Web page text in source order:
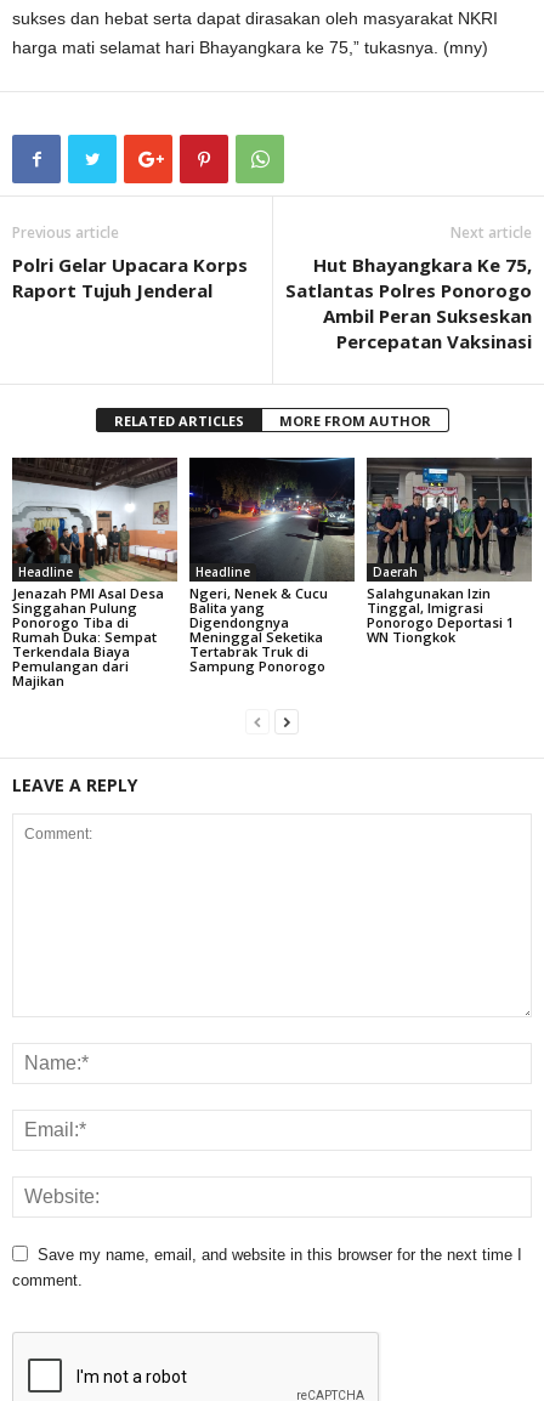
sukses dan hebat serta dapat dirasakan oleh masyarakat NKRI
harga mati selamat hari Bhayangkara ke 75,” tukasnya. (mny)
Previous article
Polri Gelar Upacara Korps
Raport Tujuh Jenderal
Next article
Hut Bhayangkara Ke 75,
Satlantas Polres Ponorogo
Ambil Peran Sukseskan
Percepatan Vaksinasi
RELATED ARTICLES MORE FROM AUTHOR
Headline
Jenazah PMI Asal Desa
Singgahan Pulung
Ponorogo Tiba di
Rumah Duka: Sempat
Terkendala Biaya
Pemulangan dari
Majikan
Headline
Ngeri, Nenek & Cucu
Balita yang
Digendongnya
Meninggal Seketika
Tertabrak Truk di
Sampung Ponorogo
Daerah
Salahgunakan Izin
Tinggal, Imigrasi
Ponorogo Deportasi 1
WN Tiongkok
LEAVE A REPLY
Save my name, email, and website in this browser for the next time I
comment.